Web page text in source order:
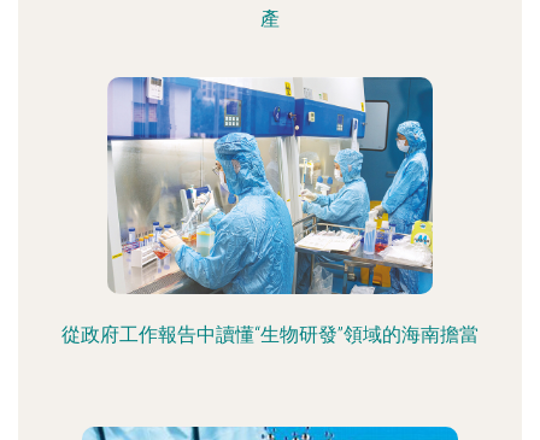
產
從政府工作報告中讀懂“生物研發”領域的海南擔當